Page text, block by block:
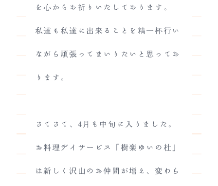
を心からお祈りいたしております。
私達も私達に出来ることを精一杯行い
ながら頑張ってまいりたいと思ってお
ります。
さてさて、4月も中旬に入りました。
お料理デイサービス「樹楽ゆいの杜」
は新しく沢山のお仲間が増え、変わら